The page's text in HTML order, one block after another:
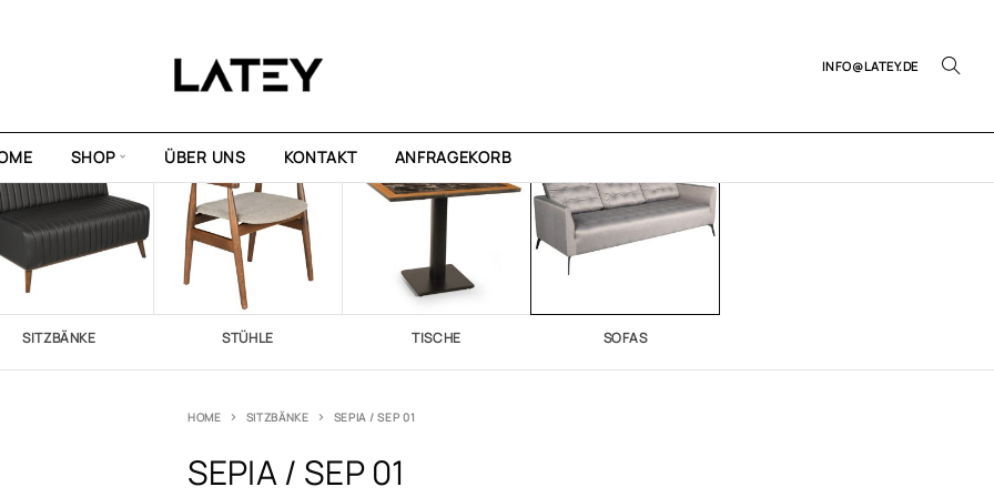
INFO@LATEY.DE
SHOP ÜBER UNS KONTAKT ANFRAGEKORB
SITZBÄNKE STÜHLE TISCHE SOFAS
HOME SITZBÄNKE SEPIA / SEP 01
SEPIA / SEP 01